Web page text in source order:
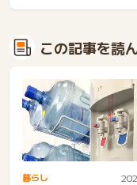
この記事を読
暮らし